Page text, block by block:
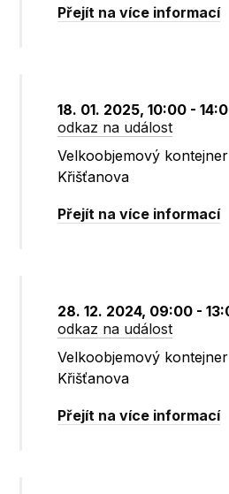
Přejít na více informací
18. 01. 2025, 10:00 -
odkaz na událost
Velkoobjemový
Křišťanova
Přejít na více informací
28. 12. 2024, 09:00 -
odkaz na událost
Velkoobjemový
Křišťanova
Přejít na více informací